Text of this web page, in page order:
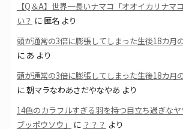
【Q＆A】世界一長いナマコ「オオイカリナマ
い？ に 匿名より
頭が通常の3倍に膨張してしまった生後18カ月
に あ より
頭が通常の3倍に膨張してしまった生後18カ月
に朝マラなわあさだやなやあ より
14色のカラフルすぎる羽を持つ目立ち過ぎな
ブッポウソウ」
に ？？？ より